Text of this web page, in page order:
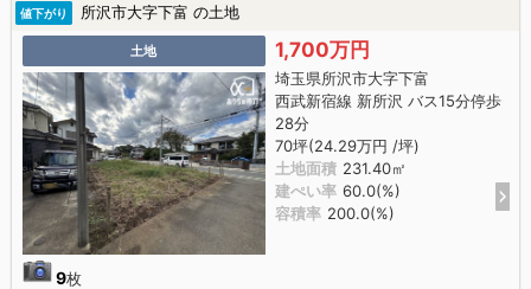
値下がり 所沢市大字下富 の土地
土地
9枚
1,700万円
埼玉県所沢市大字下富
西武新宿線 新所沢 バス15分停歩
28分
70坪(24.29万円 /坪)
土地面積 231.40㎡
建ぺい率 60.0(%)
容積率 200.0(%)